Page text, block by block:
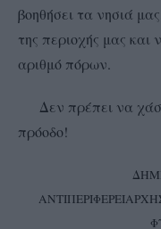
βοηθήσει τα νησιά
της περιοχής μας
αριθμό πόρων.
Δεν πρέπει να
πρόοδο!